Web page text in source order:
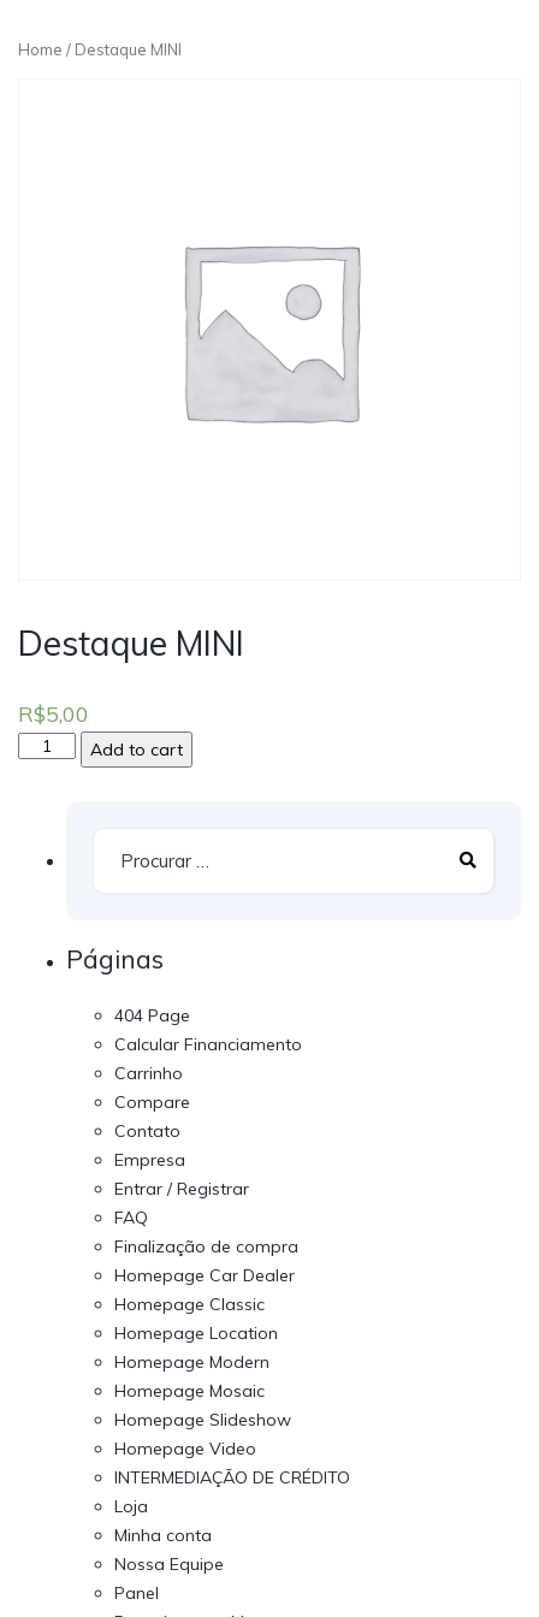
Home / Destaque MINI
Destaque MINI
R$5,00
Add to cart
Páginas
404 Page
Calcular Financiamento
Carrinho
Compare
Contato
Empresa
Entrar / Registrar
FAQ
Finalização de compra
Homepage Car Dealer
Homepage Classic
Homepage Location
Homepage Modern
Homepage Mosaic
Homepage Slideshow
Homepage Video
INTERMEDIAÇÃO DE CRÉDITO
Loja
Minha conta
Nossa Equipe
Panel